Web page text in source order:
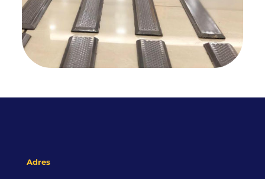
Adres